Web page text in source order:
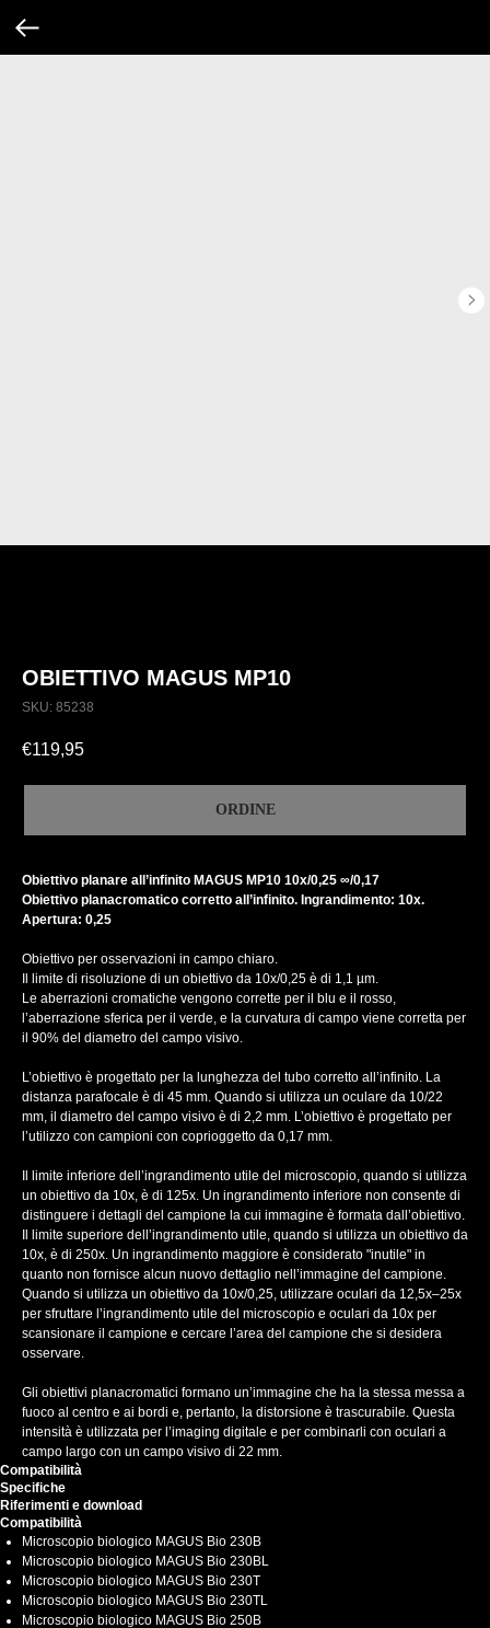
OBIETTIVO MAGUS MP10
SKU: 85238
€119,95
ORDINE
Obiettivo planare all’infinito MAGUS MP10 10x/0,25 ∞/0,17
Obiettivo planacromatico corretto all’infinito. Ingrandimento: 10x.
Apertura: 0,25
Obiettivo per osservazioni in campo chiaro.
Il limite di risoluzione di un obiettivo da 10x/0,25 è di 1,1 µm.
Le aberrazioni cromatiche vengono corrette per il blu e il rosso,
l’aberrazione sferica per il verde, e la curvatura di campo viene corretta per
il 90% del diametro del campo visivo.
L’obiettivo è progettato per la lunghezza del tubo corretto all’infinito. La
distanza parafocale è di 45 mm. Quando si utilizza un oculare da 10/22
mm, il diametro del campo visivo è di 2,2 mm. L’obiettivo è progettato per
l’utilizzo con campioni con coprioggetto da 0,17 mm.
Il limite inferiore dell’ingrandimento utile del microscopio, quando si utilizza
un obiettivo da 10x, è di 125x. Un ingrandimento inferiore non consente di
distinguere i dettagli del campione la cui immagine è formata dall’obiettivo.
Il limite superiore dell’ingrandimento utile, quando si utilizza un obiettivo da
10x, è di 250x. Un ingrandimento maggiore è considerato "inutile" in
quanto non fornisce alcun nuovo dettaglio nell’immagine del campione.
Quando si utilizza un obiettivo da 10x/0,25, utilizzare oculari da 12,5x–25x
per sfruttare l’ingrandimento utile del microscopio e oculari da 10x per
scansionare il campione e cercare l’area del campione che si desidera
osservare.
Gli obiettivi planacromatici formano un’immagine che ha la stessa messa a
fuoco al centro e ai bordi e, pertanto, la distorsione è trascurabile. Questa
intensità è utilizzata per l’imaging digitale e per combinarli con oculari a
campo largo con un campo visivo di 22 mm.
Compatibilità
Specifiche
Riferimenti e download
Compatibilità
Microscopio biologico MAGUS Bio 230B
Microscopio biologico MAGUS Bio 230BL
Microscopio biologico MAGUS Bio 230T
Microscopio biologico MAGUS Bio 230TL
Microscopio biologico MAGUS Bio 250B